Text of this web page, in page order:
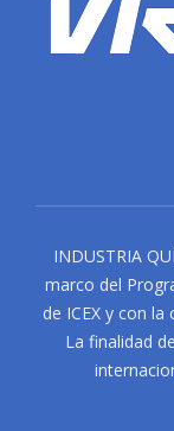
INDUSTRIA
marco del
de ICEX y con
La finalidad